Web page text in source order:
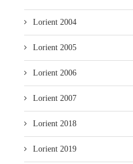
Lorient 2004
Lorient 2005
Lorient 2006
Lorient 2007
Lorient 2018
Lorient 2019